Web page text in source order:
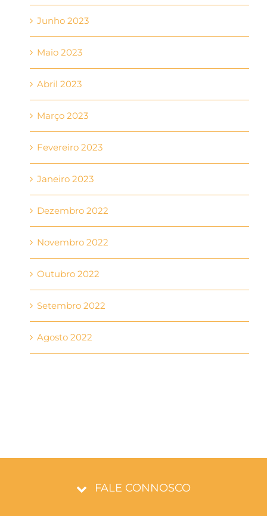
Junho 2023
Maio 2023
Abril 2023
Março 2023
Fevereiro 2023
Janeiro 2023
Dezembro 2022
Novembro 2022
Outubro 2022
Setembro 2022
Agosto 2022
FALE CONNOSCO